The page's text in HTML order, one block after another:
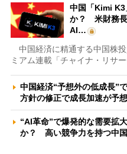
中国「Kimi K3
か？ 米財務長
AI…
中国経済に精通する中国株
ミアム連載「チャイナ・リサ
中国経済“予想外の低成長”
方針の修正で成長加速が予
“AI革命”で爆発的な需要拡
か？ 高い競争力を持つ中